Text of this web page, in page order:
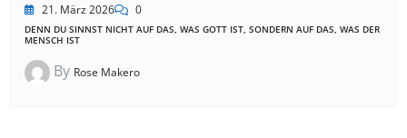
21. März 2026 0
DENN DU SINNST NICHT AUF DAS, WAS GOTT IST, SONDERN AUF DAS, WAS DER
MENSCH IST
By Rose Makero